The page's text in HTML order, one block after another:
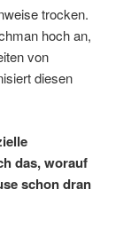
trocken.
hoch an,
von
diesen
das, worauf
schon dran